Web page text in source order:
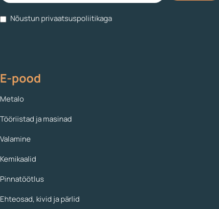
Nõustun privaatsuspoliitikaga
E-pood
Metalo
Tööriistad ja masinad
Valamine
Kemikaalid
Pinnatöötlus
Ehteosad, kivid ja pärlid